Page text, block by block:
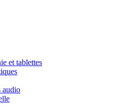
et tablettes
audio